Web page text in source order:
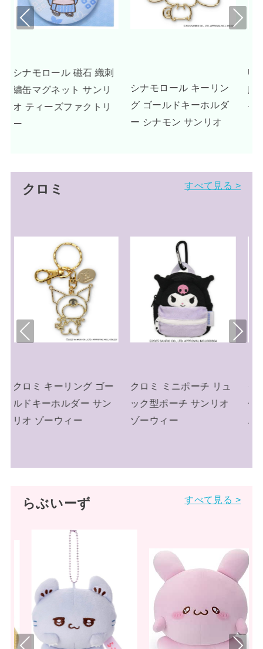
シナモロール キーリン
グ ゴールドキーホルダ
ー シナモン サンリオ
腕時計 グッズ ドリーミ
ーベージュ
Pre
Nex
クロミ すべて見る >
クロミ ミニポーチ リュ
ック型ポーチ サンリオ
ゾーウィー
クロミ キーリング ミニ
チュアニットチャーム
ニット帽 サンリオ
Pre
Nex
らぶいーず すべて見る >
Pre
Nex